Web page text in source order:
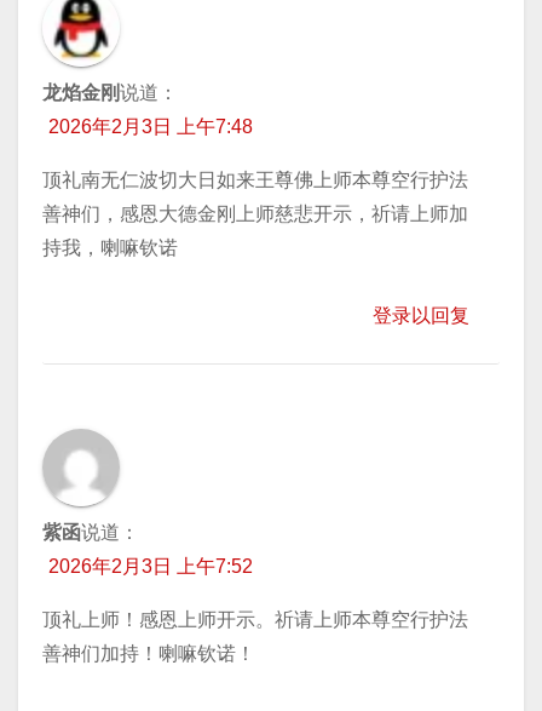
龙焰金刚说道：
2026年2月3日 上午7:48
顶礼南无仁波切大日如来王尊佛上师本尊空行护法
善神们，感恩大德金刚上师慈悲开示，祈请上师加
持我，喇嘛钦诺
登录以回复
紫函说道：
2026年2月3日 上午7:52
顶礼上师！感恩上师开示。祈请上师本尊空行护法
善神们加持！喇嘛钦诺！